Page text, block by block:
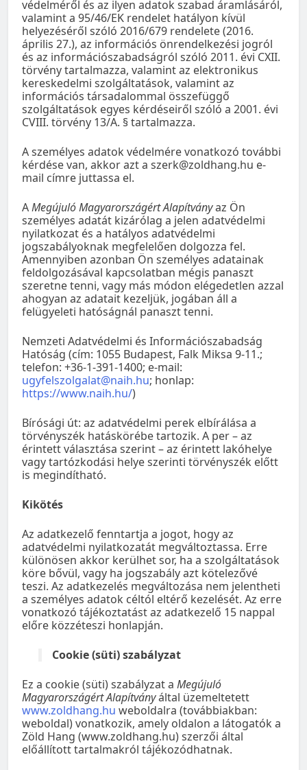
védelméről és az ilyen adatok szabad áramlásáról,
valamint a 95/46/EK rendelet hatályon kívül
helyezéséről szóló 2016/679 rendelete (2016.
április 27.), az információs önrendelkezési jogról
és az információszabadságról szóló 2011. évi CXII.
törvény tartalmazza, valamint az elektronikus
kereskedelmi szolgáltatások, valamint az
információs társadalommal összefüggő
szolgáltatások egyes kérdéseiről szóló a 2001. évi
CVIII. törvény 13/A. § tartalmazza.
A személyes adatok védelmére vonatkozó további
kérdése van, akkor azt a szerk@zoldhang.hu e-
mail címre juttassa el.
AMegújuló Magyarországért Alapítványaz Ön
személyes adatát kizárólag a jelen adatvédelmi
nyilatkozat és a hatályos adatvédelmi
jogszabályoknak megfelelően dolgozza fel.
Amennyiben azonban Ön személyes adatainak
feldolgozásával kapcsolatban mégis panaszt
szeretne tenni, vagy más módon elégedetlen azzal
ahogyan az adatait kezeljük, jogában áll a
felügyeleti hatóságnál panaszt tenni.
Nemzeti Adatvédelmi és Információszabadság
Hatóság (cím: 1055 Budapest, Falk Miksa 9-11.;
telefon: +36-1-391-1400; e-mail:
ugyfelszolgalat@naih.hu; honlap:
https://www.naih.hu/)
Bírósági út: az adatvédelmi perek elbírálása a
törvényszék hatáskörébe tartozik. A per – az
érintett választása szerint – az érintett lakóhelye
vagy tartózkodási helye szerinti törvényszék előtt
is megindítható.
Kikötés
Az adatkezelő fenntartja a jogot, hogy az
adatvédelmi nyilatkozatát megváltoztassa. Erre
különösen akkor kerülhet sor, ha a szolgáltatások
köre bővül, vagy ha jogszabály azt kötelezővé
teszi. Az adatkezelés megváltozása nem jelentheti
a személyes adatok céltól eltérő kezelését. Az erre
vonatkozó tájékoztatást az adatkezelő 15 nappal
előre közzéteszi honlapján.
Cookie (süti) szabályzat
Ez a cookie (süti) szabályzat a Megújuló
Magyarországért Alapítványáltal üzemeltetett
www.zoldhang.hu weboldalra (továbbiakban:
weboldal) vonatkozik, amely oldalon a látogatók a
Zöld Hang (www.zoldhang.hu) szerzői által
előállított tartalmakról tájékozódhatnak.